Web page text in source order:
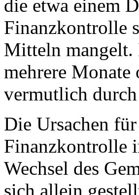
die etwa einem
Finanzkontrolle
Mitteln mangelt.
mehrere Monate
vermutlich
Die Ursachen
Finanzkontrolle
Wechsel des
sich allein